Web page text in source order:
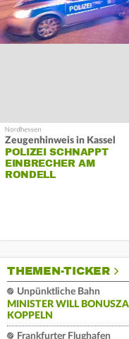
Zeugenhinweis in Kassel
POLIZEI SCHNAPPT
EINBRECHER AM
RONDELL
THEMEN-TICKER
Unpünktliche Bahn
MINISTER WILL
KOPPELN
Frankfurter Flughafen